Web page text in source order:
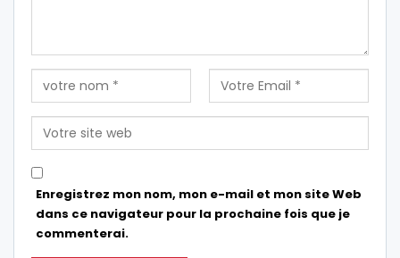
Enregistrez mon nom, mon e-mail et mon site Web
dans ce navigateur pour la prochaine fois que je
commenterai.